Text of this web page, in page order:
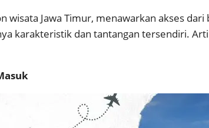
wisata Jawa Timur, menawarkan akses
karakteristik dan tantangan tersendiri.